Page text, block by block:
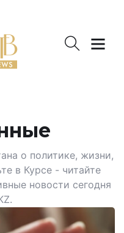
о политике, жизни,
в Курсе - читайте
новости сегодня